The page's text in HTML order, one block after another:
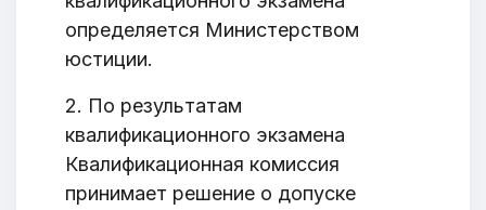
определяется Министерством
юстиции.
2. По результатам
квалификационного экзамена
Квалификационная комиссия
принимает решение о допуске